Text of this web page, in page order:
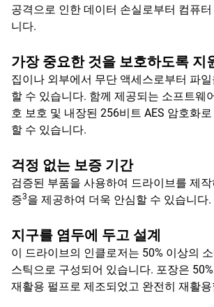
공격으로 인한 데이터 손실로부터 컴퓨
니다.
가장 중요한 것을 보호하도록 지
집이나 외부에서 무단 액세스로부터 파
할 수 있습니다. 함께 제공되는 소프트웨
호 보호 및 내장된 256비트 AES 암호화
할 수 있습니다.
걱정 없는 보증 기간
검증된 부품을 사용하여 드라이브를 제
증3을 제공하여 더욱 안심할 수 있습니다.
지구를 염두에 두고 설계
이 드라이브의 인클로저는 50% 이상의
스틱으로 구성되어 있습니다. 포장은
재활용 펄프로 제조되었고 완전히 재활